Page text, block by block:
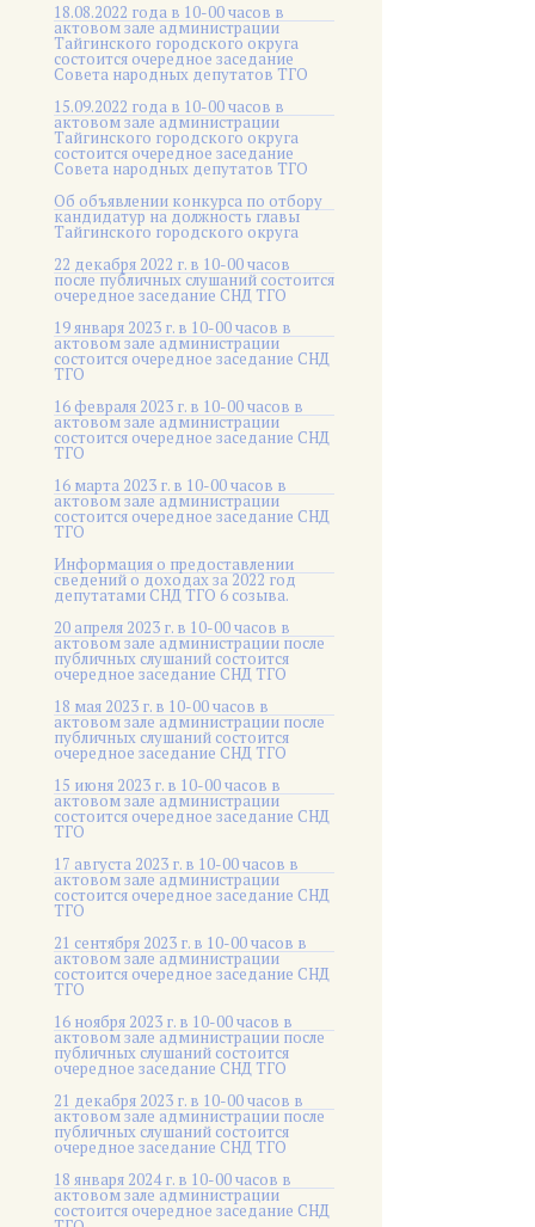
18.08.2022 года в 10-00 часов в
актовом зале администрации
Тайгинского городского округа
состоится очередное заседание
Совета народных депутатов ТГО
15.09.2022 года в 10-00 часов в
актовом зале администрации
Тайгинского городского округа
состоится очередное заседание
Совета народных депутатов ТГО
Об объявлении конкурса по отбору
кандидатур на должность главы
Тайгинского городского округа
22 декабря 2022 г. в 10-00 часов
после публичных слушаний состоится
очередное заседание СНД ТГО
19 января 2023 г. в 10-00 часов в
актовом зале администрации
состоится очередное заседание СНД
ТГО
16 февраля 2023 г. в 10-00 часов в
актовом зале администрации
состоится очередное заседание СНД
ТГО
16 марта 2023 г. в 10-00 часов в
актовом зале администрации
состоится очередное заседание СНД
ТГО
Информация о предоставлении
сведений о доходах за 2022 год
депутатами СНД ТГО 6 созыва.
20 апреля 2023 г. в 10-00 часов в
актовом зале администрации после
публичных слушаний состоится
очередное заседание СНД ТГО
18 мая 2023 г. в 10-00 часов в
актовом зале администрации после
публичных слушаний состоится
очередное заседание СНД ТГО
15 июня 2023 г. в 10-00 часов в
актовом зале администрации
состоится очередное заседание СНД
ТГО
17 августа 2023 г. в 10-00 часов в
актовом зале администрации
состоится очередное заседание СНД
ТГО
21 сентября 2023 г. в 10-00 часов в
актовом зале администрации
состоится очередное заседание СНД
ТГО
16 ноября 2023 г. в 10-00 часов в
актовом зале администрации после
публичных слушаний состоится
очередное заседание СНД ТГО
21 декабря 2023 г. в 10-00 часов в
актовом зале администрации после
публичных слушаний состоится
очередное заседание СНД ТГО
18 января 2024 г. в 10-00 часов в
актовом зале администрации
состоится очередное заседание СНД